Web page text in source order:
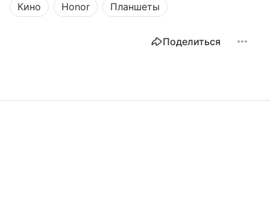
Кино Honor Планшеты
Поделиться